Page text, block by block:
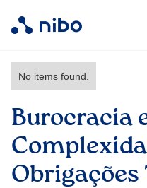
No items found.
Burocracia